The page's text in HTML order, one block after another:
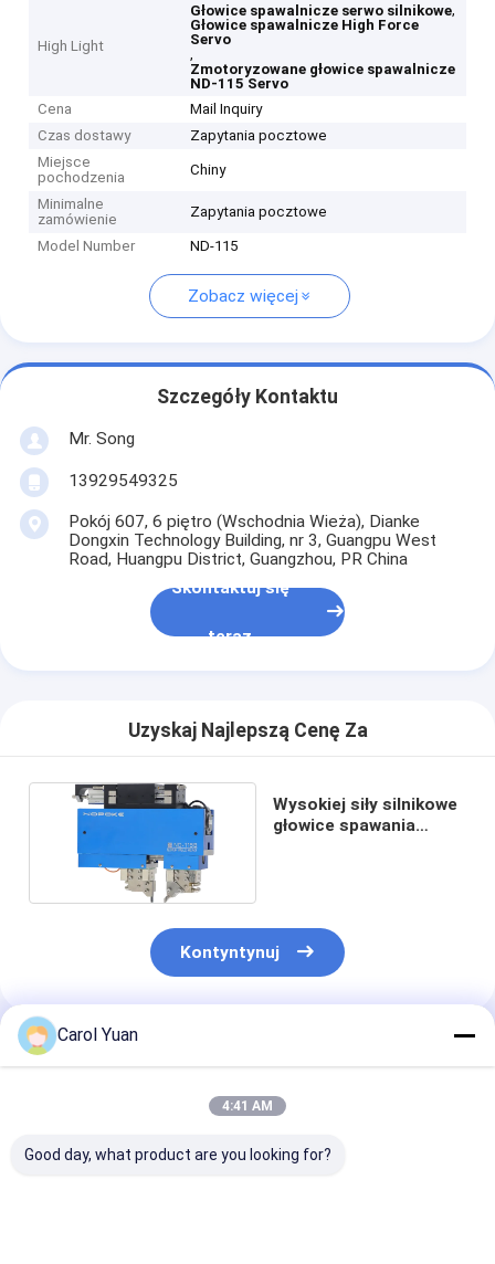
High Light
Głowice spawalnicze serwo silnikowe,
Głowice spawalnicze High Force
Servo
,
Zmotoryzowane głowice spawalnicze
ND-115 Servo
Cena
Mail Inquiry
Czas dostawy
Zapytania pocztowe
Miejsce
pochodzenia
Chiny
Minimalne
zamówienie
Zapytania pocztowe
Model Number ND-115
Zobacz więcej
Szczegóły Kontaktu
Mr. Song
13929549325
Pokój 607, 6 piętro (Wschodnia Wieża), Dianke
Dongxin Technology Building, nr 3, Guangpu West
Road, Huangpu District, Guangzhou, PR China
Skontaktuj się
teraz
Uzyskaj Najlepszą Cenę Za
Wysokiej siły silnikowe
głowice spawania
Kontyntynuj
Polecane Produkty
Carol Yuan
4:41 AM
Good day, what product are you looking for?